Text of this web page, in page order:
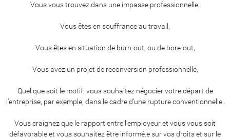
Vous vous trouvez dans une impasse professionnelle,
Vous êtes en souffrance au travail,
Vous êtes en situation de burn-out, ou de bore-out,
Vous avez un projet de reconversion professionnelle,
Quel que soit le motif, vous souhaitez négocier votre départ de
l’entreprise, par exemple, dans le cadre d’une rupture conventionnelle.
Vous craignez que le rapport entre l’employeur et vous vous soit
défavorable et vous souhaitez être informé.e sur vos droits et sur le